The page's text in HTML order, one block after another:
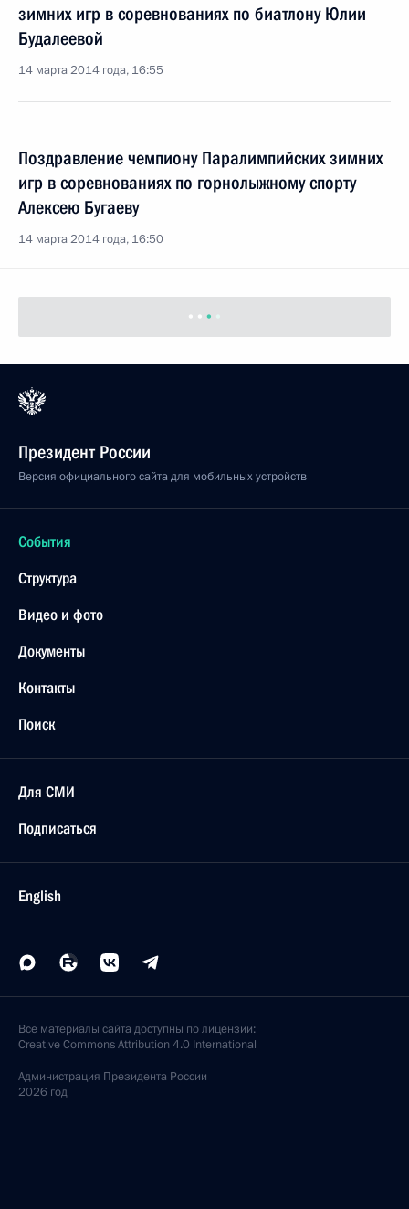
зимних игр в соревнованиях по биатлону Юлии
Будалеевой
14 марта 2014 года, 16:55
Поздравление чемпиону Паралимпийских зимних
игр в соревнованиях по горнолыжному спорту
Алексею Бугаеву
14 марта 2014 года, 16:50
Президент России
Версия официального сайта для мобильных устройств
События
Структура
Видео и фото
Документы
Контакты
Поиск
Для СМИ
Подписаться
English
Все материалы сайта доступны по лицензии:
Creative Commons Attribution 4.0 International
Администрация Президента России
2026 год